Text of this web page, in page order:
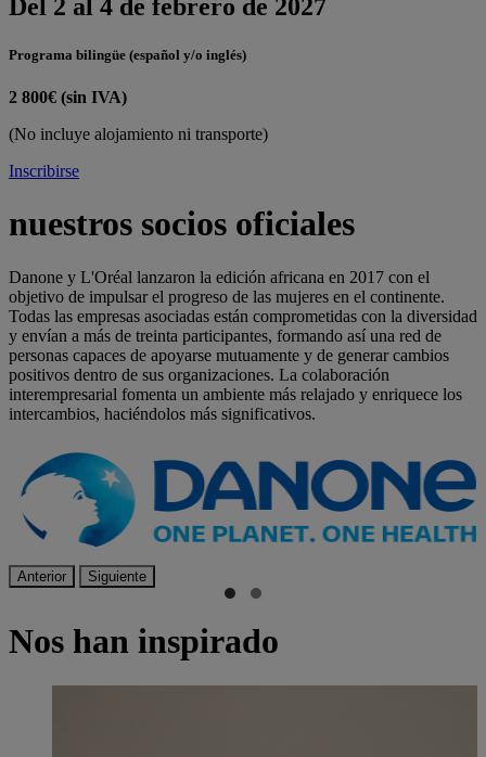
Del 2 al 4 de febrero de 2027
Programa bilingüe (español y/o inglés)
2 800€ (sin IVA)
(No incluye alojamiento ni transporte)
Inscribirse
nuestros socios oficiales
Danone y L'Oréal lanzaron la edición africana en 2017 con el
objetivo de impulsar el progreso de las mujeres en el continente.
Todas las empresas asociadas están comprometidas con la diversidad
y envían a más de treinta participantes, formando así una red de
personas capaces de apoyarse mutuamente y de generar cambios
positivos dentro de sus organizaciones. La colaboración
interempresarial fomenta un ambiente más relajado y enriquece los
intercambios, haciéndolos más significativos.
Anterior Siguiente
Nos han inspirado